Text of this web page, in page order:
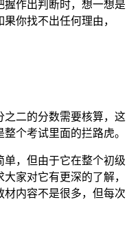
握作出判断时，想一想是
你找不出任何理由，
之二的分数需要核算，这
个考试里面的拦路虎。
单，但由于它在整个初级
家对它有更深的了解，
材内容不是很多，但每次